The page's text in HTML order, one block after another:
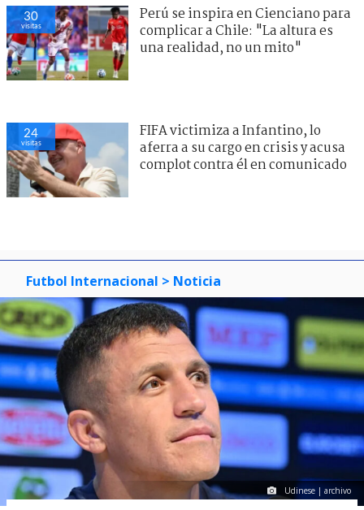
30
visitas
Perú se inspira en Cienciano para
complicar a Chile: "La altura es
una realidad, no un mito"
24
visitas
FIFA victimiza a Infantino, lo
aferra a su cargo en crisis y acusa
complot contra él en comunicado
Futbol Internacional > Noticia
Udinese | archivo